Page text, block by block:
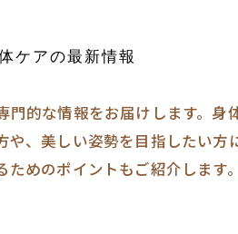
ケアの最新情報
的な情報をお届けします。身
、美しい姿勢を目指したい方
めのポイントもご紹介します